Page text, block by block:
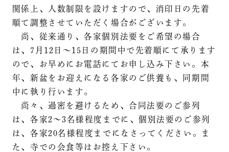
関係上、人数制限を設けますので、消印日の先着
順て調整させていただく場合がございます。
尚、従来通り、各家個別法要をご希望の場合
は、7月12日～15日の期間中で先着順にて承ります
ので、お早めにお電話にてお申し込み下さい。本
年、新盆をお迎えになる各家のご供養も、同期間
中に執り行います。
尚々、過密を避けるため、合同法要のご参列
は、各家2～3名様程度までに、個別法要のご参列
は、各家20名様程度までになさってください。ま
た、寺での会食等はお控え下さい。